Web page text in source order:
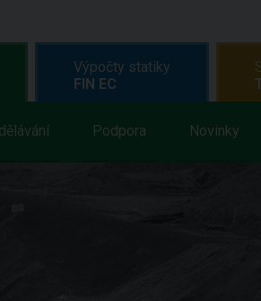
Podpora Novinky
Výpočty statiky
FIN EC